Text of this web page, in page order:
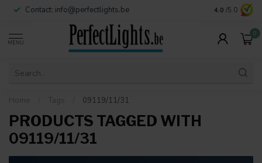
Contact: info@perfectlights.be 4.0 /5.0
MENU
0
Home Tags 09119/11/31
PRODUCTS TAGGED WITH
09119/11/31